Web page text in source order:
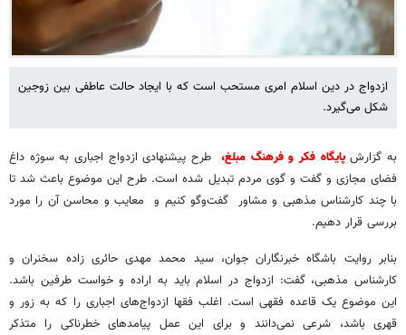
ازدواج در دین اسلام امری مستحب است که با ایجاد حالت عاطفی بین زوجین
شکل می‌گیرد.
به گزارشپایگاه فکر و فرهنگ مبلغ،طرح پیشنهادی ازدواج اجباری به سوژه داغ
فضای مجازی و گفت و گوی مردم تبدیل شده است. طرح این موضوع باعث شد تا
با چند کارشناس مذهبی و مشاور گفت‌وگو کنیم و معایب و محاسن آن را مورد
بررسی قرار دهیم.
بنابر روایت باشگاه خبرنگاران جوان، سید محمد مهدی حائری زاده سخنران و
کارشناس مذهبی، گفت: ازدواج در اسلام باید به اراده و خواست طرفین باشد.
این موضوع یک قاعده فقهی است. اغلب فقها ازدواج‌های اجباری را که به زور و
قهری باشد، شرعی نمی‌دانند و برای این عمل پیامدهای خطرناکی را متذکر